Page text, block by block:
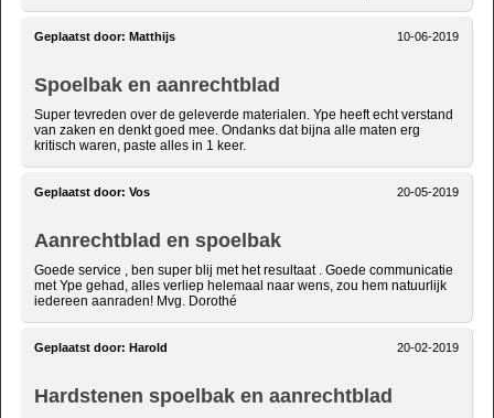
10-06-2019
Geplaatst door: Matthijs
Spoelbak en aanrechtblad
Super tevreden over de geleverde materialen. Ype heeft echt verstand
van zaken en denkt goed mee. Ondanks dat bijna alle maten erg
kritisch waren, paste alles in 1 keer.
20-05-2019
Geplaatst door: Vos
Aanrechtblad en spoelbak
Goede service , ben super blij met het resultaat . Goede communicatie
met Ype gehad, alles verliep helemaal naar wens, zou hem natuurlijk
iedereen aanraden! Mvg. Dorothé
20-02-2019
Geplaatst door: Harold
Hardstenen spoelbak en aanrechtblad